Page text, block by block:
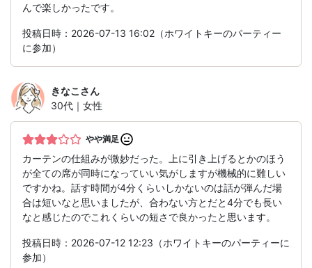
んで楽しかったです。
投稿日時：2026-07-13 16:02（ホワイトキーのパーティー
に参加）
きなこ さん
30代｜女性
やや満足
カーテンの仕組みが微妙だった。上に引き上げるとかのほう
が全ての席が同時になっていい気がしますが機械的に難しい
ですかね。話す時間が4分くらいしかないのは話が弾んだ場
合は短いなと思いましたが、合わない方とだと4分でも長い
なと感じたのでこれくらいの短さで良かったと思います。
投稿日時：2026-07-12 12:23（ホワイトキーのパーティーに
参加）